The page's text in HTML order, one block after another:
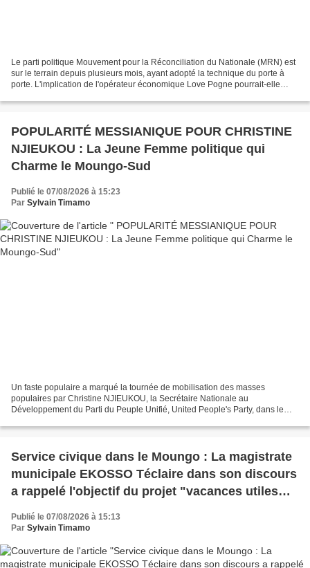
Le parti politique Mouvement pour la Réconciliation du Nationale (MRN) est
sur le terrain depuis plusieurs mois, ayant adopté la technique du porte à
porte. L'implication de l'opérateur économique Love Pogne pourrait-elle
POPULARITÉ MESSIANIQUE POUR CHRISTINE
NJIEUKOU : La Jeune Femme politique qui
Charme le Moungo-Sud
Publié le 07/08/2026 à 15:23
Par Sylvain Timamo
Un faste populaire a marqué la tournée de mobilisation des masses
populaires par Christine NJIEUKOU, la Secrétaire Nationale au
Développement du Parti du Peuple Unifié, United People's Party, dans le
Service civique dans le Moungo : La magistrate
municipale EKOSSO Téclaire dans son discours
a rappelé l'objectif du projet "vacances utiles
pour les jeunes de Manjo"
Publié le 07/08/2026 à 15:13
Par Sylvain Timamo